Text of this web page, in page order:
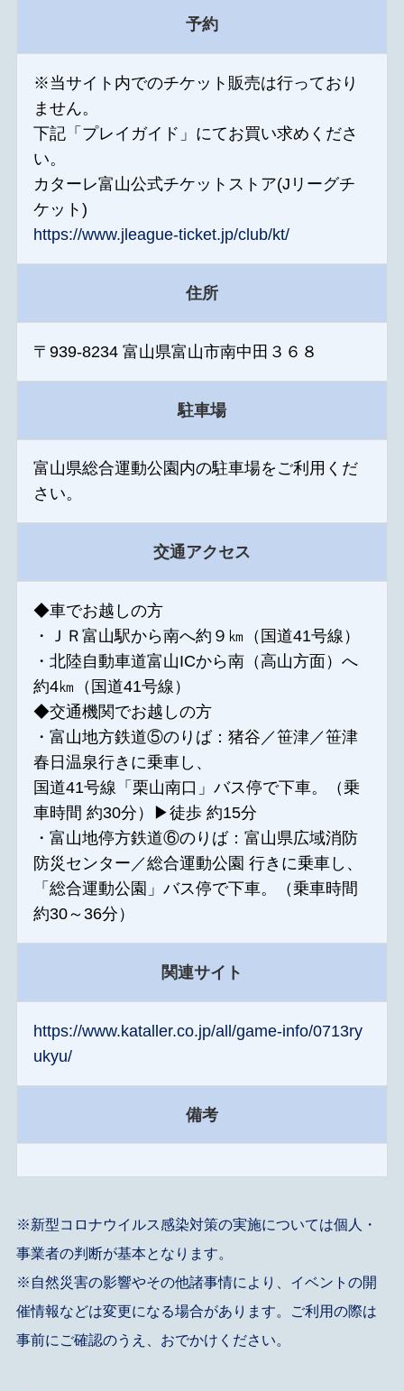
予約
※当サイト内でのチケット販売は行っており
ません。
下記「プレイガイド」にてお買い求めくださ
い。
カターレ富山公式チケットストア(Jリーグチ
ケット)
https://www.jleague-ticket.jp/club/kt/
住所
〒939-8234 富山県富山市南中田３６８
駐車場
富山県総合運動公園内の駐車場をご利用くだ
さい。
交通アクセス
◆車でお越しの方
・ＪＲ富山駅から南へ約９㎞（国道41号線）
・北陸自動車道富山ICから南（高山方面）へ
約4㎞（国道41号線）
◆交通機関でお越しの方
・富山地方鉄道⑤のりば：猪谷／笹津／笹津
春日温泉行きに乗車し、
国道41号線「栗山南口」バス停で下車。（乗
車時間 約30分）▶徒歩 約15分
・富山地停方鉄道⑥のりば：富山県広域消防
防災センター／総合運動公園 行きに乗車し、
「総合運動公園」バス停で下車。（乗車時間
約30～36分）
関連サイト
https://www.kataller.co.jp/all/game-info/0713ry
ukyu/
備考
※新型コロナウイルス感染対策の実施については個人・
事業者の判断が基本となります。
※自然災害の影響やその他諸事情により、イベントの開
催情報などは変更になる場合があります。ご利用の際は
事前にご確認のうえ、おでかけください。